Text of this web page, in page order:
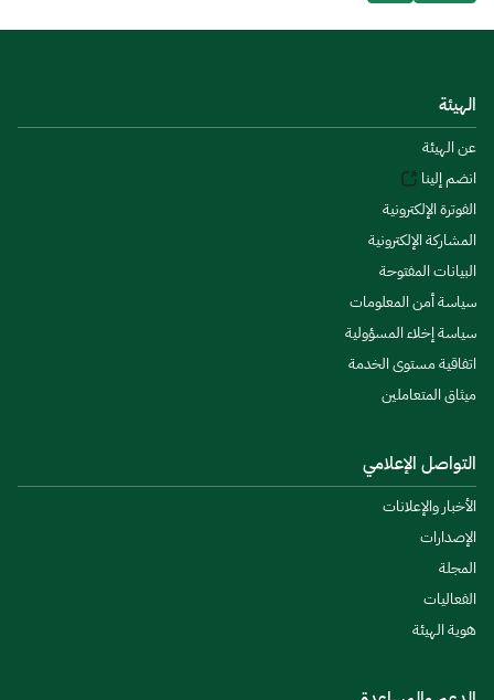
الهيئة
عن الهيئة
انضم إلينا
الفوترة الإلكترونية
المشاركة الإلكترونية
البيانات المفتوحة
سياسة أمن المعلومات
سياسة إخلاء المسؤولية
اتفاقية مستوى الخدمة
ميثاق المتعاملين
التواصل الإعلامي
الأخبار والإعلانات
الإصدارات
المجلة
الفعاليات
هوية الهيئة